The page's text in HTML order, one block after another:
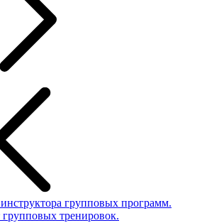
групповых программ.
тренировок.